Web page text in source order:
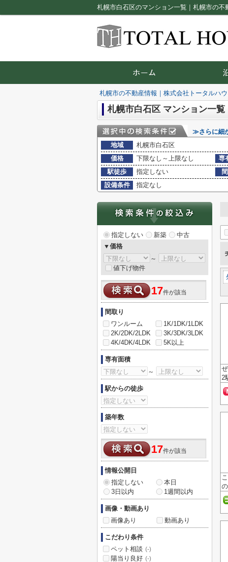
札幌市白石区のマンション一覧｜札幌市の
札幌市の不動産情報｜株式会社トータルハ
札幌市白石区 マンション一覧
≫さらに細
地域
札幌市白石区
価格
下限なし～上限なし 専
駅徒歩
指定しない
設備条件
指定なし
2
指定しない 新築
中古
▼価格
～
値下げ物件
17件が該当
間取り
ワンルーム
1K/1DK/1LDK
2K/2DK/2LDK
3K/3DK/3LDK
4K/4DK/4LDK
5K以上
専有面積
～
駅からの徒歩
築年数
17件が該当
情報公開日
指定しない
本日
3日以内
1週間以内
画像・動画あり
画像あり
動画あり
こだわり条件
ペット相談 (-)
陽当り良好 (-)